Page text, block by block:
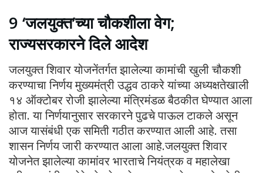
9 ‘जलयुक्त’च्या चौकशीला वेग;
राज्यसरकारने दिले आदेश
जलयुक्त शिवार योजनेंतर्गत झालेल्या कामांची खुली चौकशी
करण्याचा निर्णय मुख्यमंत्री उद्धव ठाकरे यांच्या अध्यक्षतेखाली
१४ ऑक्टोबर रोजी झालेल्या मंत्रिमंडळ बैठकीत घेण्यात आला
होता. या निर्णयानुसार सरकारने पुढचे पाऊल टाकले असून
आज यासंबंधी एक समिती गठीत करण्यात आली आहे. तसा
शासन निर्णय जारी करण्यात आला आहे.जलयुक्त शिवार
योजनेत झालेल्या कामांवर भारताचे नियंत्रक व महालेखा